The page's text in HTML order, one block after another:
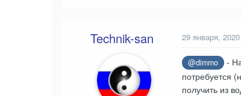
Technik-san 29 января, 2020
@dimmo
-
потребуется
получить из